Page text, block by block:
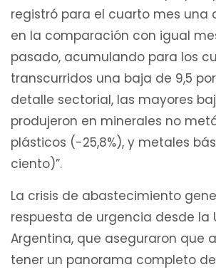
registró para el cuarto mes una
en la comparación con igual
pasado, acumulando para los
transcurridos una baja de 9,5
detalle sectorial, las mayores
produjeron en minerales no
plásticos (-25,8%), y metales
ciento)”.
La crisis de abastecimiento
respuesta de urgencia desde la
Argentina, que aseguraron que
tener un panorama completo